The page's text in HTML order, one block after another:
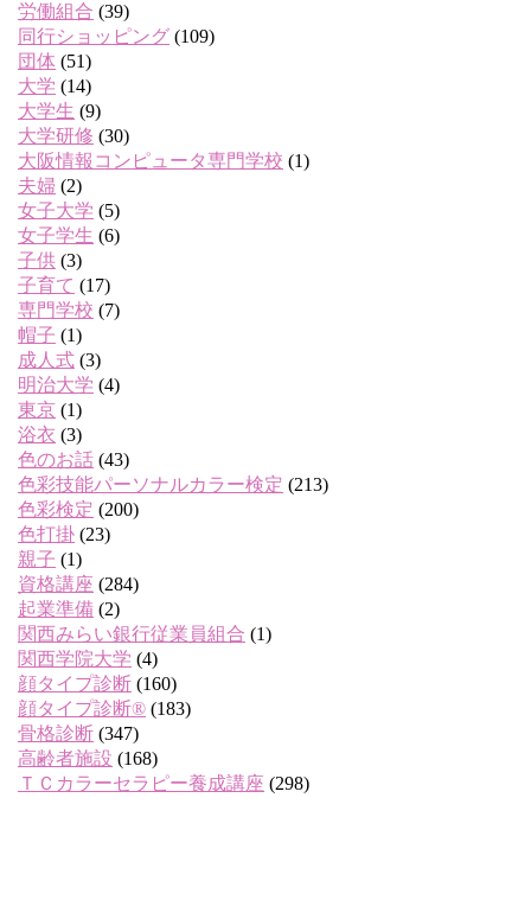
労働組合 (39)
同行ショッピング (109)
団体 (51)
大学 (14)
大学生 (9)
大学研修 (30)
大阪情報コンピュータ専門学校 (1)
夫婦 (2)
女子大学 (5)
女子学生 (6)
子供 (3)
子育て (17)
専門学校 (7)
帽子 (1)
成人式 (3)
明治大学 (4)
東京 (1)
浴衣 (3)
色のお話 (43)
色彩技能パーソナルカラー検定 (213)
色彩検定 (200)
色打掛 (23)
親子 (1)
資格講座 (284)
起業準備 (2)
関西みらい銀行従業員組合 (1)
関西学院大学 (4)
顔タイプ診断 (160)
顔タイプ診断® (183)
骨格診断 (347)
高齢者施設 (168)
ＴＣカラーセラピー養成講座 (298)